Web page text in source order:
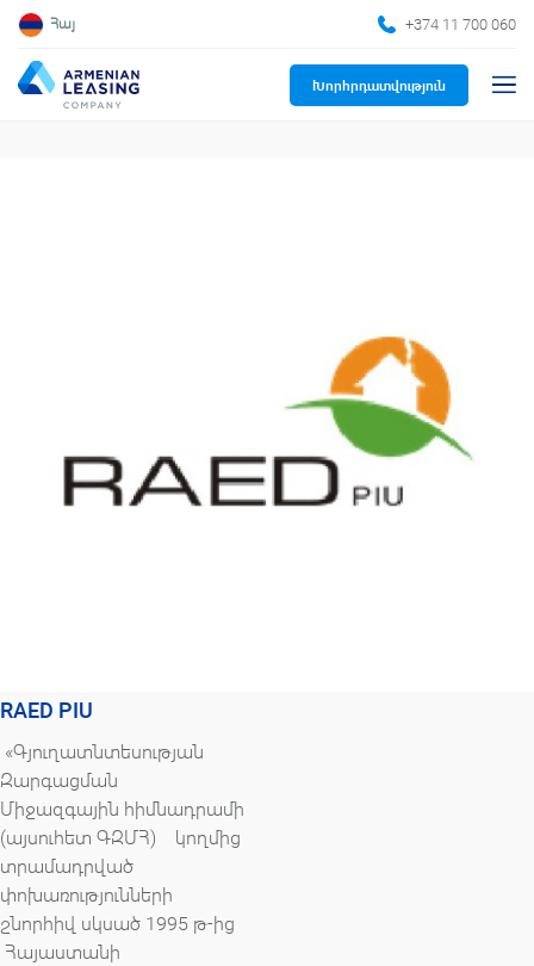
Հայ +374 11 700 060
Խորհրդատվություն
RAED PIU
«Գյուղատնտեսության
Զարգացման
Միջազգային հիմնադրամի
(այսուհետ ԳԶՄՀ) կողմից
տրամադրված
փոխառությունների
շնորհիվ սկսած 1995 թ-ից
Հայաստանի